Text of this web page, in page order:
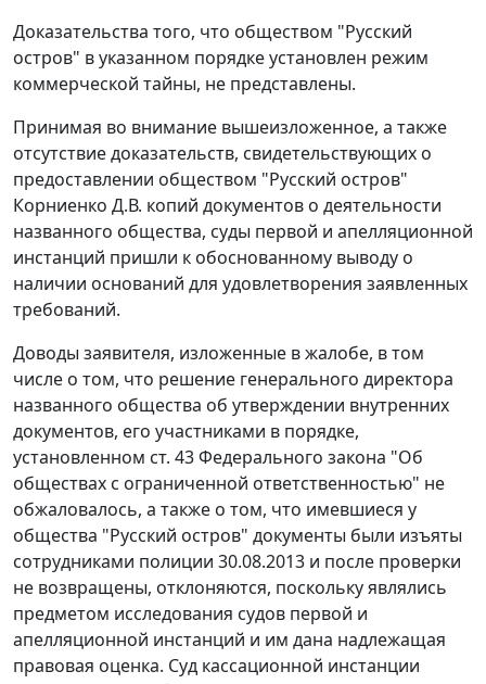
Доказательства того, что обществом "Русский
остров" в указанном порядке установлен режим
коммерческой тайны, не представлены.
Принимая во внимание вышеизложенное, а также
отсутствие доказательств, свидетельствующих о
предоставлении обществом "Русский остров"
Корниенко Д.В. копий документов о деятельности
названного общества, суды первой и апелляционной
инстанций пришли к обоснованному выводу о
наличии оснований для удовлетворения заявленных
требований.
Доводы заявителя, изложенные в жалобе, в том
числе о том, что решение генерального директора
названного общества об утверждении внутренних
документов, его участниками в порядке,
установленном ст. 43 Федерального закона "Об
обществах с ограниченной ответственностью" не
обжаловалось, а также о том, что имевшиеся у
общества "Русский остров" документы были изъяты
сотрудниками полиции 30.08.2013 и после проверки
не возвращены, отклоняются, поскольку являлись
предметом исследования судов первой и
апелляционной инстанций и им дана надлежащая
правовая оценка. Суд кассационной инстанции